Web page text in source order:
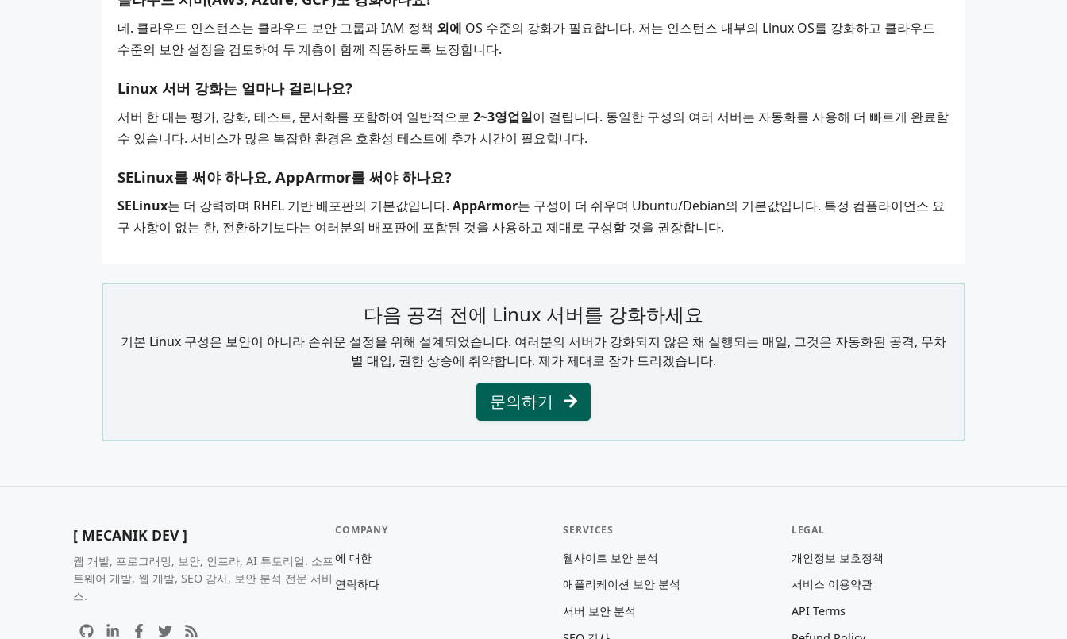
네. 클라우드 인스턴스는 클라우드 보안 그룹과 IAM 정책 외에 OS 수준의 강화가 필요합니다. 저는 인스턴스 내부의 Linux OS를 강화하고 클라우드
수준의 보안 설정을 검토하여 두 계층이 함께 작동하도록 보장합니다.
Linux 서버 강화는 얼마나 걸리나요?
서버 한 대는 평가, 강화, 테스트, 문서화를 포함하여 일반적으로 2~3영업일이 걸립니다. 동일한 구성의 여러 서버는 자동화를 사용해 더 빠르게 완료할
수 있습니다. 서비스가 많은 복잡한 환경은 호환성 테스트에 추가 시간이 필요합니다.
SELinux를 써야 하나요, AppArmor를 써야 하나요?
SELinux는 더 강력하며 RHEL 기반 배포판의 기본값입니다. AppArmor는 구성이 더 쉬우며 Ubuntu/Debian의 기본값입니다. 특정 컴플라이언스 요
구 사항이 없는 한, 전환하기보다는 여러분의 배포판에 포함된 것을 사용하고 제대로 구성할 것을 권장합니다.
다음 공격 전에 Linux 서버를 강화하세요
기본 Linux 구성은 보안이 아니라 손쉬운 설정을 위해 설계되었습니다. 여러분의 서버가 강화되지 않은 채 실행되는 매일, 그것은 자동화된 공격, 무차
별 대입, 권한 상승에 취약합니다. 제가 제대로 잠가 드리겠습니다.
문의하기
[ MECANIK DEV ]
웹 개발, 프로그래밍, 보안, 인프라, AI 튜토리얼. 소프
트웨어 개발, 웹 개발, SEO 감사, 보안 분석 전문 서비
스.
COMPANY
에 대한
연락하다
SERVICES
웹사이트 보안 분석
애플리케이션 보안 분석
서버 보안 분석
LEGAL
개인정보 보호정책
서비스 이용약관
API Terms